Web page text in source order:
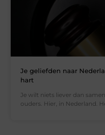
Je geliefden naar
hart
Je wilt niets liever dan
ouders. Hier, in Nederland.